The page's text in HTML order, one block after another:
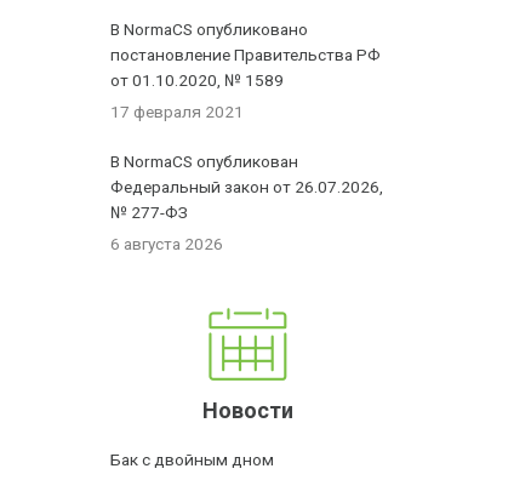
В NormaCS опубликовано
постановление Правительства РФ
от 01.10.2020, № 1589
17 февраля 2021
В NormaCS опубликован
Федеральный закон от 26.07.2026,
№ 277-ФЗ
6 августа 2026
Новости
Бак с двойным дном